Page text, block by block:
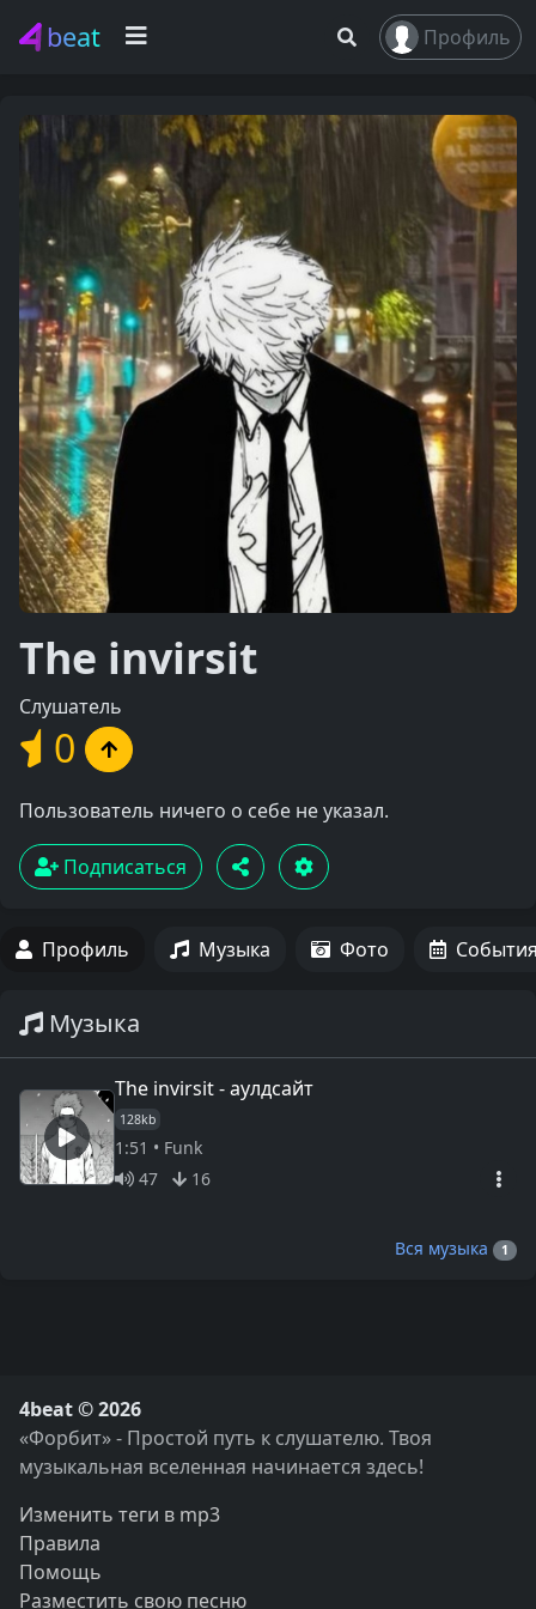
beat Профиль
The invirsit
Слушатель
0
Пользователь ничего о себе не указал.
Подписаться
Профиль Музыка Фото
Музыка
The invirsit - аулдсайт
128kb
1:51 • Funk
47
16
Вся музыка 1
4beat © 2026
«Форбит» - Простой путь к слушателю. Твоя
музыкальная вселенная начинается здесь!
Изменить теги в mp3
Правила
Помощь
Разместить свою песню